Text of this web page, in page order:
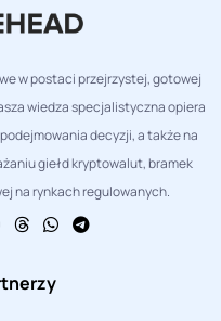
w postaci przejrzystej, gotowej
wiedza specjalistyczna opiera
decyzji, a także na
giełd kryptowalut, bramek
na rynkach regulowanych.